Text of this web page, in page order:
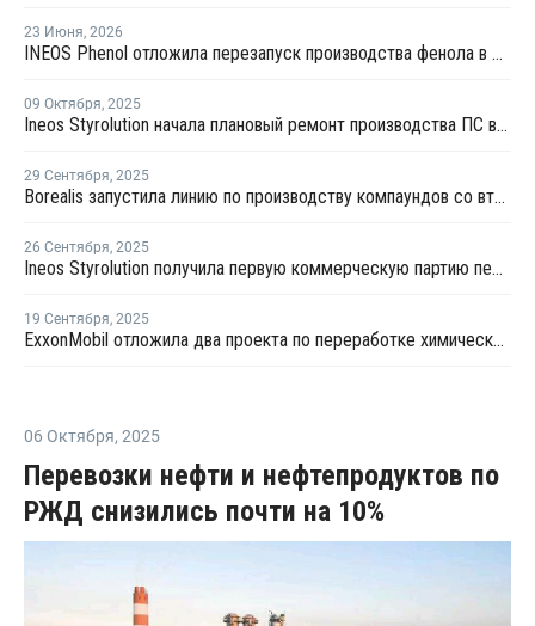
23 Июня, 2026
INEOS Phenol отложила перезапуск производства фенола в Антверпене
09 Октября, 2025
Ineos Styrolution начала плановый ремонт производства ПС в Бельгии
29 Сентября, 2025
Borealis запустила линию по производству компаундов со вторичными полимерами
26 Сентября, 2025
Ineos Styrolution получила первую коммерческую партию переработанного стирола
19 Сентября, 2025
ExxonMobil отложила два проекта по переработке химических отходов в Европе
06 Октября, 2025
Перевозки нефти и нефтепродуктов по
РЖД снизились почти на 10%